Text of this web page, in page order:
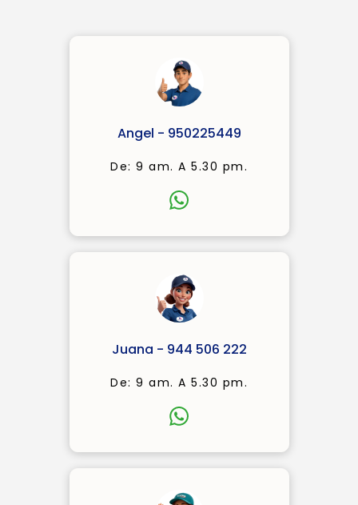
Angel - 950225449
De: 9 am. A 5.30 pm.
Juana - 944 506 222
De: 9 am. A 5.30 pm.